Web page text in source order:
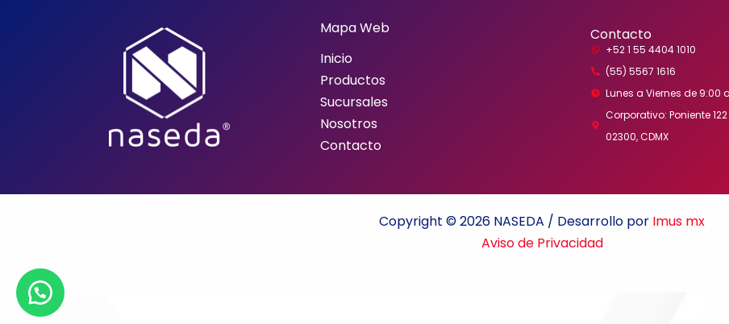
Mapa Web
Inicio
Productos
Sucursales
Nosotros
Contacto
Contacto
+52 1 55 4404 1010
(55) 5567 1616
Lunes a Viernes de 9:00
Corporativo: Poniente
02300, CDMX
Copyright © 2026 NASEDA / Desarrollo por Imus mx
Aviso de Privacidad